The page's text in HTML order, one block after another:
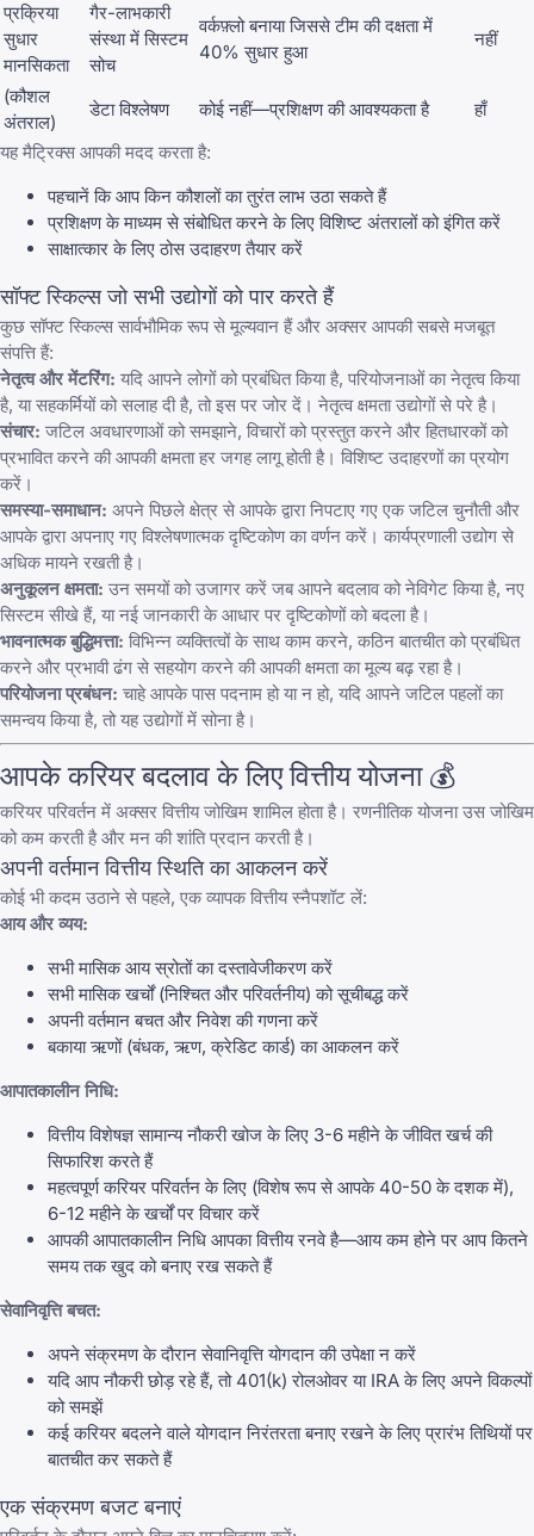
प्रक्रिया
सुधार
मानसिकता
गैर-लाभकारी
संस्था में सिस्टम
सोच
वर्कफ़्लो बनाया जिससे टीम की दक्षता में
40% सुधार हुआ
नहीं
(कौशल
अंतराल)
डेटा विश्लेषण कोई नहीं—प्रशिक्षण की आवश्यकता है
हाँ
यह मैट्रिक्स आपकी मदद करता है:
पहचानें कि आप किन कौशलों का तुरंत लाभ उठा सकते हैं
प्रशिक्षण के माध्यम से संबोधित करने के लिए विशिष्ट अंतरालों को इंगित करें
साक्षात्कार के लिए ठोस उदाहरण तैयार करें
सॉफ्ट स्किल्स जो सभी उद्योगों को पार करते हैं
कुछ सॉफ्ट स्किल्स सार्वभौमिक रूप से मूल्यवान हैं और अक्सर आपकी सबसे मजबूत
संपत्ति हैं:
नेतृत्व और मेंटरिंग: यदि आपने लोगों को प्रबंधित किया है, परियोजनाओं का नेतृत्व किया
है, या सहकर्मियों को सलाह दी है, तो इस पर जोर दें। नेतृत्व क्षमता उद्योगों से परे है।
संचार: जटिल अवधारणाओं को समझाने, विचारों को प्रस्तुत करने और हितधारकों को
प्रभावित करने की आपकी क्षमता हर जगह लागू होती है। विशिष्ट उदाहरणों का प्रयोग
करें।
समस्या-समाधान: अपने पिछले क्षेत्र से आपके द्वारा निपटाए गए एक जटिल चुनौती और
आपके द्वारा अपनाए गए विश्लेषणात्मक दृष्टिकोण का वर्णन करें। कार्यप्रणाली उद्योग से
अधिक मायने रखती है।
अनुकूलन क्षमता: उन समयों को उजागर करें जब आपने बदलाव को नेविगेट किया है, नए
सिस्टम सीखे हैं, या नई जानकारी के आधार पर दृष्टिकोणों को बदला है।
भावनात्मक बुद्धिमत्ता: विभिन्न व्यक्तित्वों के साथ काम करने, कठिन बातचीत को प्रबंधित
करने और प्रभावी ढंग से सहयोग करने की आपकी क्षमता का मूल्य बढ़ रहा है।
परियोजना प्रबंधन: चाहे आपके पास पदनाम हो या न हो, यदि आपने जटिल पहलों का
समन्वय किया है, तो यह उद्योगों में सोना है।
आपके करियर बदलाव के लिए वित्तीय योजना 💰
करियर परिवर्तन में अक्सर वित्तीय जोखिम शामिल होता है। रणनीतिक योजना उस जोखिम
को कम करती है और मन की शांति प्रदान करती है।
अपनी वर्तमान वित्तीय स्थिति का आकलन करें
कोई भी कदम उठाने से पहले, एक व्यापक वित्तीय स्नैपशॉट लें:
आय और व्यय:
सभी मासिक आय स्रोतों का दस्तावेजीकरण करें
सभी मासिक खर्चों (निश्चित और परिवर्तनीय) को सूचीबद्ध करें
अपनी वर्तमान बचत और निवेश की गणना करें
बकाया ऋणों (बंधक, ऋण, क्रेडिट कार्ड) का आकलन करें
आपातकालीन निधि:
वित्तीय विशेषज्ञ सामान्य नौकरी खोज के लिए 3-6 महीने के जीवित खर्च की
सिफारिश करते हैं
महत्वपूर्ण करियर परिवर्तन के लिए (विशेष रूप से आपके 40-50 के दशक में),
6-12 महीने के खर्चों पर विचार करें
आपकी आपातकालीन निधि आपका वित्तीय रनवे है—आय कम होने पर आप कितने
समय तक खुद को बनाए रख सकते हैं
सेवानिवृत्ति बचत:
अपने संक्रमण के दौरान सेवानिवृत्ति योगदान की उपेक्षा न करें
यदि आप नौकरी छोड़ रहे हैं, तो 401(k) रोलओवर या IRA के लिए अपने विकल्पों
को समझें
कई करियर बदलने वाले योगदान निरंतरता बनाए रखने के लिए प्रारंभ तिथियों पर
बातचीत कर सकते हैं
एक संक्रमण बजट बनाएं